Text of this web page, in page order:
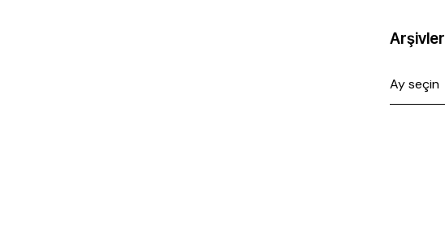
Arşivler